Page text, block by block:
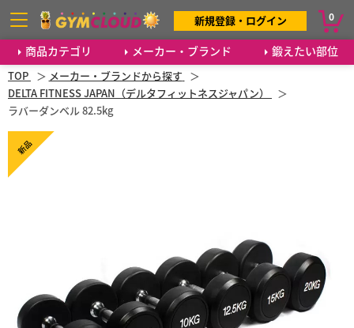
商品カテゴリ メーカー・ブランド 鍛えたい部位
新規登録・ログイン 0
TOP
メーカー・ブランドから探す
DELTA FITNESS JAPAN（デルタフィットネスジャパン）
ラバーダンベル 82.5kg
新品